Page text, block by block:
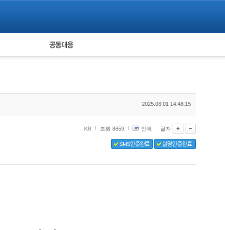
피해자 공동대응
2025.06.01 14:48:15
KR 조회 8659 인쇄 글자